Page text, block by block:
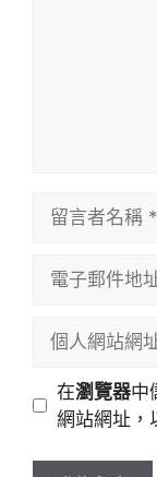
址
站
址
在瀏覽器中
網站網址，